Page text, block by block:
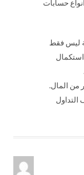
حسابات
ليس فقط
من المال.